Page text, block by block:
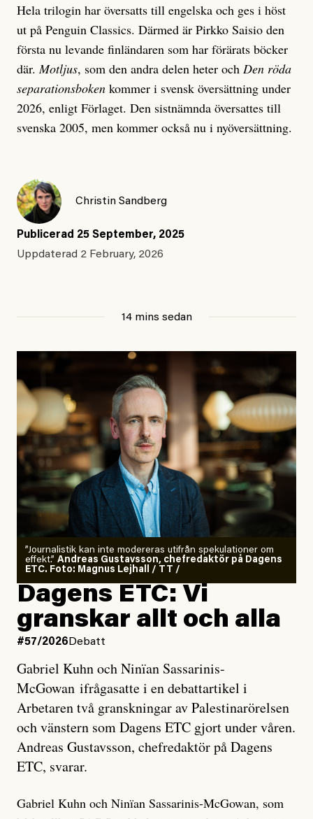
Hela trilogin har översatts till engelska och ges i höst
ut på Penguin Classics. Därmed är Pirkko Saisio den
första nu levande finländaren som har förärats böcker
där. Motljus, som den andra delen heter och Den röda
separationsboken kommer i svensk översättning under
2026, enligt Förlaget. Den sistnämnda översattes till
svenska 2005, men kommer också nu i nyöversättning.
Christin Sandberg
Publicerad 25 September, 2025
Uppdaterad 2 February, 2026
14 mins sedan
”Journalistik kan inte modereras utifrån spekulationer om
effekt.” Andreas Gustavsson, chefredaktör på Dagens
ETC. Foto: Magnus Lejhall / TT /
Dagens ETC: Vi
granskar allt och alla
#57/2026 Debatt
Gabriel Kuhn och Ninïan Sassarinis-
McGowan ifrågasatte i en debattartikel i
Arbetaren två granskningar av Palestinarörelsen
och vänstern som Dagens ETC gjort under våren.
Andreas Gustavsson, chefredaktör på Dagens
ETC, svarar.
Gabriel Kuhn och Ninïan Sassarinis-McGowan, som